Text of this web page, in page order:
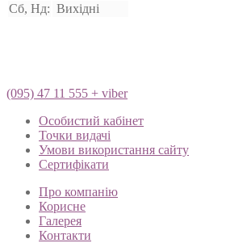
Сб, Нд: Вихідні
(095) 47 11 555 + viber
Особистий кабінет
Точки видачі
Умови використання сайту
Сертифікати
Про компанію
Корисне
Галерея
Контакти